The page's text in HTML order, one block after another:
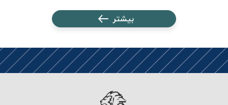
Aramid
&
Aramid
بیشتر